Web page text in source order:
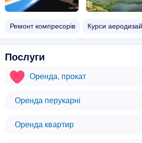
Ремонт компресорів Курси
Послуги
Оренда, прокат
Оренда перукарні
Оренда квартир